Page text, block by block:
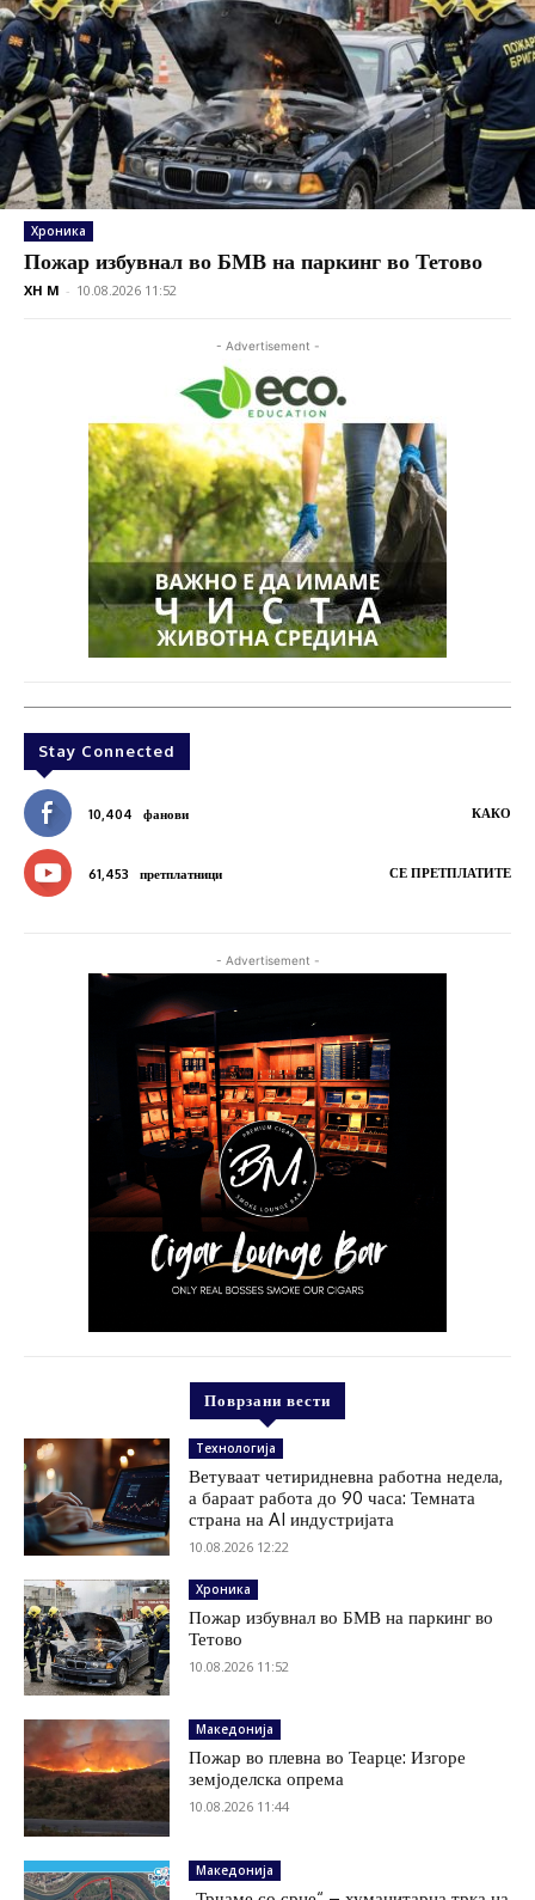
Хроника
Пожар избувнал во БМВ на паркинг во Тетово
XH M - 10.08.2026 11:52
- Advertisement -
Stay Connected
10,404 фанови КАКО
61,453 претплатници СЕ ПРЕТПЛАТИТЕ
- Advertisement -
Поврзани вести
Технологија
Ветуваат четиридневна работна недела,
а бараат работа до 90 часа: Темната
страна на AI индустријата
10.08.2026 12:22
Хроника
Пожар избувнал во БМВ на паркинг во
Тетово
10.08.2026 11:52
Македонија
Пожар во плевна во Теарце: Изгоре
земјоделска опрема
10.08.2026 11:44
Македонија